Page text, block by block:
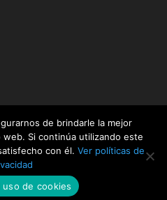
| Powered by Espinoza
de brindarle la mejor
Si continúa utilizando este
con él. Ver políticas de
de cookies